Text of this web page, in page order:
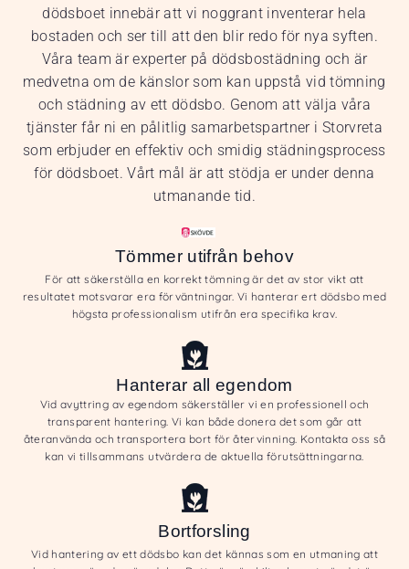
dödsboet innebär att vi noggrant inventerar hela
bostaden och ser till att den blir redo för nya syften.
Våra team är experter på dödsbostädning och är
medvetna om de känslor som kan uppstå vid tömning
och städning av ett dödsbo. Genom att välja våra
tjänster får ni en pålitlig samarbetspartner i Storvreta
som erbjuder en effektiv och smidig städningsprocess
för dödsboet. Vårt mål är att stödja er under denna
utmanande tid.
Tömmer utifrån behov
För att säkerställa en korrekt tömning är det av stor vikt att
resultatet motsvarar era förväntningar. Vi hanterar ert dödsbo med
högsta professionalism utifrån era specifika krav.
Hanterar all egendom
Vid avyttring av egendom säkerställer vi en professionell och
transparent hantering. Vi kan både donera det som går att
återanvända och transportera bort för återvinning. Kontakta oss så
kan vi tillsammans utvärdera de aktuella förutsättningarna.
Bortforsling
Vid hantering av ett dödsbo kan det kännas som en utmaning att